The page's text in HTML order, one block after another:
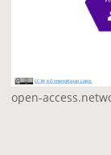
open-